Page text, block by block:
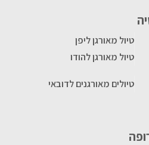
טיול מאורגן ליפן
טיול מאורגן להודו
טיולים מאורגנים לדובאי